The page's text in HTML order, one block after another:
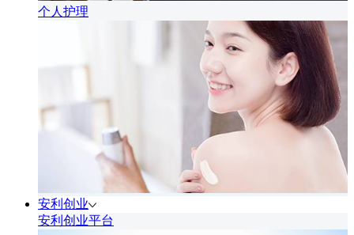
个人护理
安利创业
安利创业平台